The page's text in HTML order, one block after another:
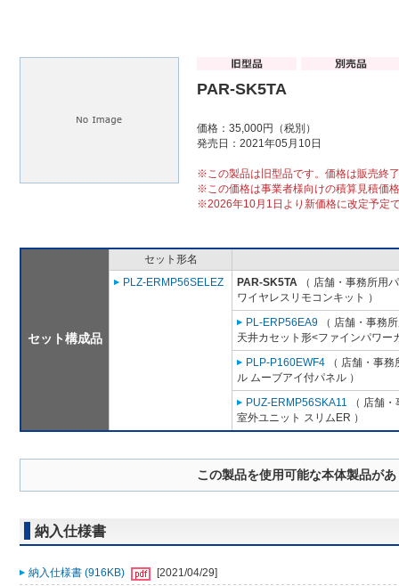
PAR-SK5TA
価格：35,000円（税別）
発売日：2021年05月10日
※この製品は旧型品です。価格は販売終
※この価格は事業者様向けの積算見積価
※2026年10月1日より新価格に改定予定
セット構成品
セット形名
PLZ-ERMP56SELEZ
PAR-SK5TA （ 店舗・事務所用
ワイヤレスリモコンキット ）
PL-ERP56EA9 （ 店舗・事務
天井カセット形<ファインパワー
PLP-P160EWF4 （ 店舗・事
ル ムーブアイ付パネル ）
PUZ-ERMP56SKA11 （ 店舗
室外ユニット スリムER ）
この製品を使用可能な本体製品が
納入仕様書
納入仕様書 (916KB) [2021/04/29]